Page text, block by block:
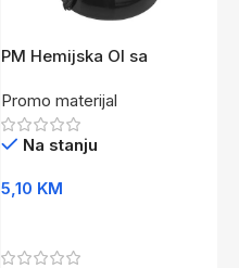
PM Hemijska Ol sa
Promo materijal
Na stanju
5,10 KM